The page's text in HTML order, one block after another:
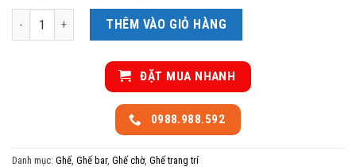
Đôn ngồi học nhung số lượngTHÊM VÀO GIỎ HÀNG
ĐẶT MUA NHANH
0988.988.592
Danh mục: Ghế, Ghế bar, Ghế chờ, Ghế trang trí